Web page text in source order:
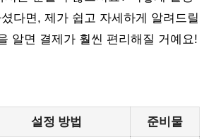
다면, 제가 쉽고 자세하게 알려드릴
알면 결제가 훨씬 편리해질 거예요!
설정 방법 준비물